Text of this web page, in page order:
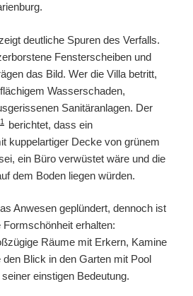
deutliche Spuren des Verfalls.
Fensterscheiben und
das Bild. Wer die Villa betritt,
Wasserschaden,
Sanitäranlagen. Der
1
berichtet, dass ein
kuppelartiger Decke von grünem
ein Büro verwüstet wäre und die
dem Boden liegen würden.
Anwesen geplündert, dennoch ist
erhalten:
Räume mit Erkern, Kamine
den Blick in den Garten mit Pool
einstigen Bedeutung.